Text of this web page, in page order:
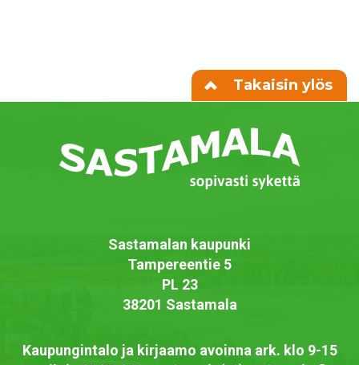
Takaisin ylös
Sastamalan kaupunki
Tampereentie 5
PL 23
38201 Sastamala
Kaupungintalo ja kirjaamo avoinna ark. klo 9-15